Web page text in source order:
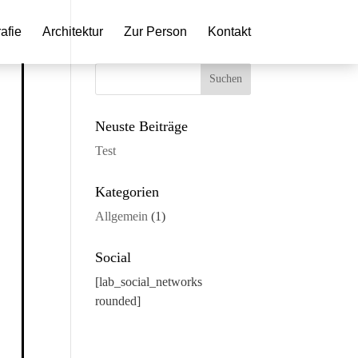
Architektur Zur Person Kontakt
Neuste Beiträge
Test
Kategorien
Allgemein (1)
Social
[lab_social_networks
rounded]